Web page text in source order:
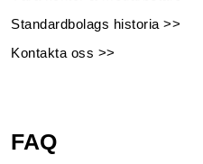
Standardbolags historia >>
Kontakta oss >>
FAQ